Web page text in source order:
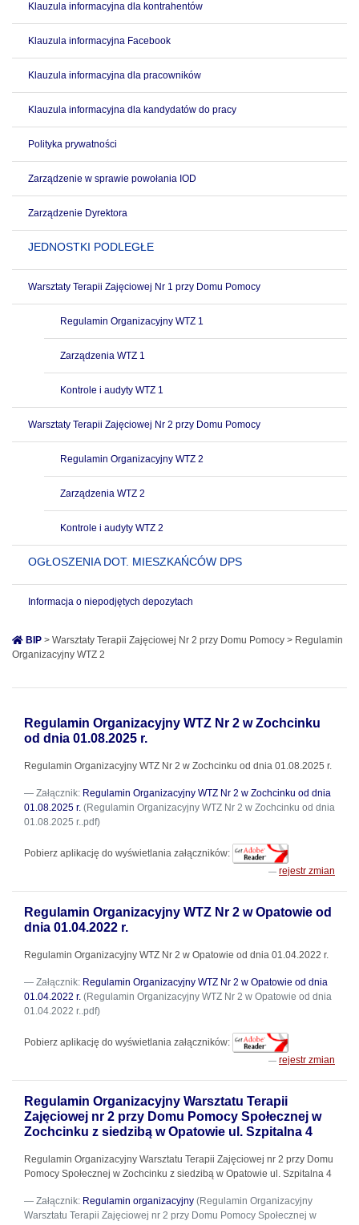
Klauzula informacyjna dla kontrahentów
Klauzula informacyjna Facebook
Klauzula informacyjna dla pracowników
Klauzula informacyjna dla kandydatów do pracy
Polityka prywatności
Zarządzenie w sprawie powołania IOD
Zarządzenie Dyrektora
JEDNOSTKI PODLEGŁE
Warsztaty Terapii Zajęciowej Nr 1 przy Domu Pomocy
Regulamin Organizacyjny WTZ 1
Zarządzenia WTZ 1
Kontrole i audyty WTZ 1
Warsztaty Terapii Zajęciowej Nr 2 przy Domu Pomocy
Regulamin Organizacyjny WTZ 2
Zarządzenia WTZ 2
Kontrole i audyty WTZ 2
OGŁOSZENIA DOT. MIESZKAŃCÓW DPS
Informacja o niepodjętych depozytach
BIP > Warsztaty Terapii Zajęciowej Nr 2 przy Domu Pomocy > Regulamin
Organizacyjny WTZ 2
Regulamin Organizacyjny WTZ Nr 2 w Zochcinku
od dnia 01.08.2025 r.
Regulamin Organizacyjny WTZ Nr 2 w Zochcinku od dnia 01.08.2025 r.
Załącznik: Regulamin Organizacyjny WTZ Nr 2 w Zochcinku od dnia
01.08.2025 r. (Regulamin Organizacyjny WTZ Nr 2 w Zochcinku od dnia
01.08.2025 r..pdf)
Pobierz aplikację do wyświetlania załączników:
rejestr zmian
Regulamin Organizacyjny WTZ Nr 2 w Opatowie od
dnia 01.04.2022 r.
Regulamin Organizacyjny WTZ Nr 2 w Opatowie od dnia 01.04.2022 r.
Załącznik: Regulamin Organizacyjny WTZ Nr 2 w Opatowie od dnia
01.04.2022 r. (Regulamin Organizacyjny WTZ Nr 2 w Opatowie od dnia
01.04.2022 r..pdf)
Pobierz aplikację do wyświetlania załączników:
rejestr zmian
Regulamin Organizacyjny Warsztatu Terapii
Zajęciowej nr 2 przy Domu Pomocy Społecznej w
Zochcinku z siedzibą w Opatowie ul. Szpitalna 4
Regulamin Organizacyjny Warsztatu Terapii Zajęciowej nr 2 przy Domu
Pomocy Społecznej w Zochcinku z siedzibą w Opatowie ul. Szpitalna 4
Załącznik: Regulamin organizacyjny (Regulamin Organizacyjny
Warsztatu Terapii Zajęciowej nr 2 przy Domu Pomocy Społecznej w